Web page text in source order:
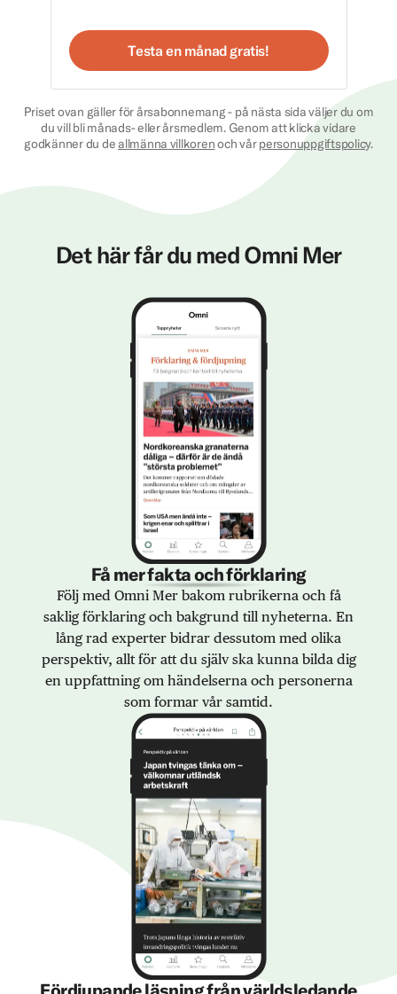
Testa en månad gratis!
Priset ovan gäller för årsabonnemang - på nästa sida väljer du om
du vill bli månads- eller årsmedlem. Genom att klicka vidare
godkänner du deallmänna villkorenoch vårpersonuppgiftspolicy.
Det här får du med Omni Mer
Få mer fakta och förklaring
Följ med Omni Mer bakom rubrikerna och få
saklig förklaring och bakgrund till nyheterna. En
lång rad experter bidrar dessutom med olika
perspektiv, allt för att du själv ska kunna bilda dig
en uppfattning om händelserna och personerna
som formar vår samtid.